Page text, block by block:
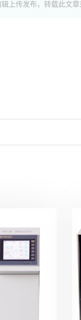
上传发布，转载此文